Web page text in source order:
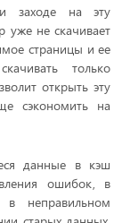
заходе на эту
уже не скачивает
страницы и ее
только
открыть эту
сэкономить на
данные в кэш
ошибок, в
в неправильном